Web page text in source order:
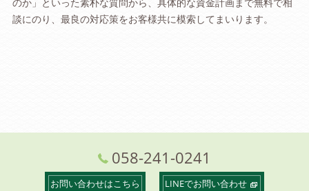
談にのり、最良の対応策をお客様共に模索してまいります。
058-241-0241
お問い合わせはこちら LINEでお問い合わせ